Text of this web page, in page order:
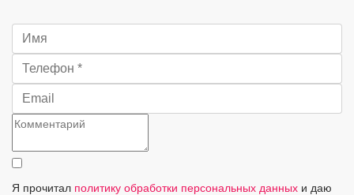
Я прочитал политику обработки персональных данных и даю